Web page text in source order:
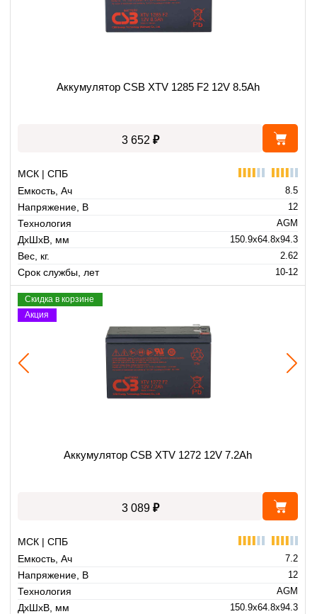
Аккумулятор CSB XTV 1285 F2 12V 8.5Ah
3 652 ₽
МСК | СПБ
Емкость, Ач
8.5
Напряжение, В 12
Технология AGM
ДхШхВ, мм 150.9x64.8x94.3
Вес, кг. 2.62
Срок службы, лет 10-12
Скидка в корзине
Акция
Аккумулятор CSB XTV 1272 12V 7.2Ah
3 089 ₽
МСК | СПБ
Емкость, Ач
7.2
Напряжение, В 12
Технология AGM
ДхШхВ, мм 150.9x64.8x94.3